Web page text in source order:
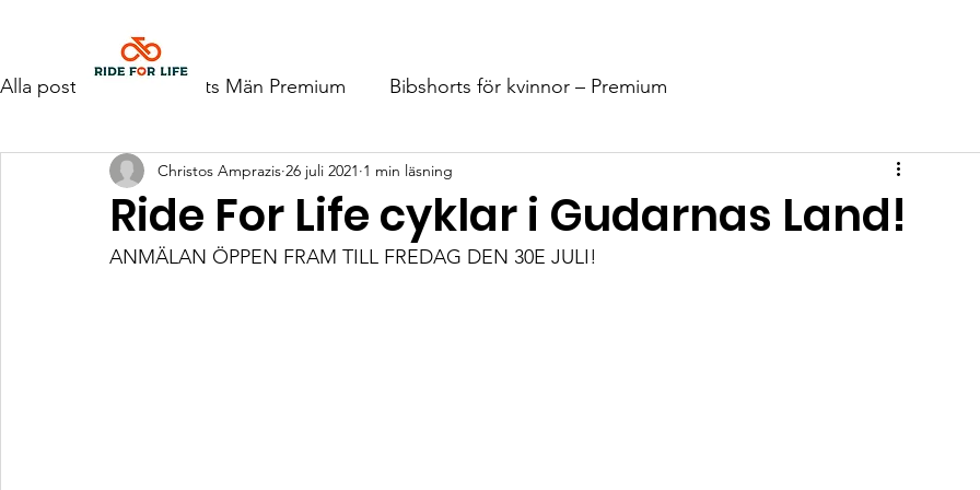
Alla poster Bibshorts Män Premium Bibshorts för kvinnor – Premium
Ride For Life cyklar i Gudarnas Land!
Christos Amprazis 26 juli 2021 1 min läsning
ANMÄLAN ÖPPEN FRAM TILL FREDAG DEN 30E JULI!